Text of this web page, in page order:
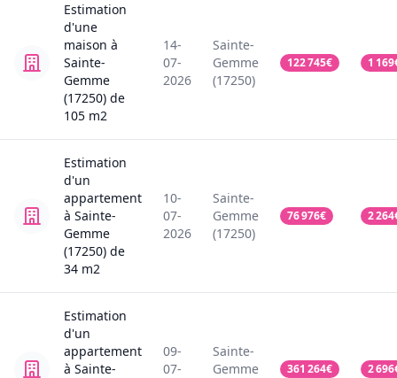
Estimation
d'une
maison à
Sainte-
Gemme
(17250) de
105 m2
14-
07-
2026
Sainte-
Gemme
(17250)
122 745€ 1 169
Estimation
d'un
appartement
à Sainte-
Gemme
(17250) de
34 m2
10-
07-
2026
Sainte-
Gemme
(17250)
76 976€ 2 264
Estimation
d'un
appartement
à Sainte-
09-
07-
Sainte-
Gemme
361 264€ 2 696